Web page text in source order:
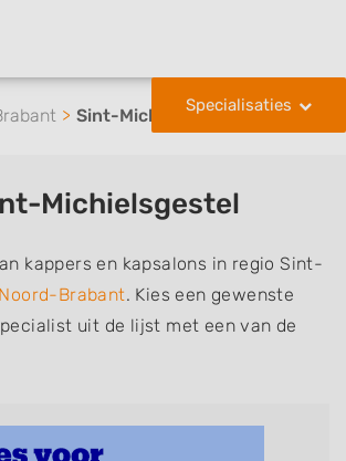
Specialisaties
Sint-Michielsgestel
Michielsgestel
kappers en kapsalons in regio Sint-
Noord-Brabant. Kies een gewenste
uit de lijst met een van de
of aantekeningen: mannen of
terecht kunt. De vermelde kappers